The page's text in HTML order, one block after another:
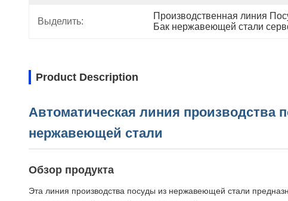
Выделить:
Производственная линия
Бак нержавеющей стали
Product Description
Автоматическая линия производства
нержавеющей стали
Обзор продукта
Эта линия производства посуды из нержавеющей стали